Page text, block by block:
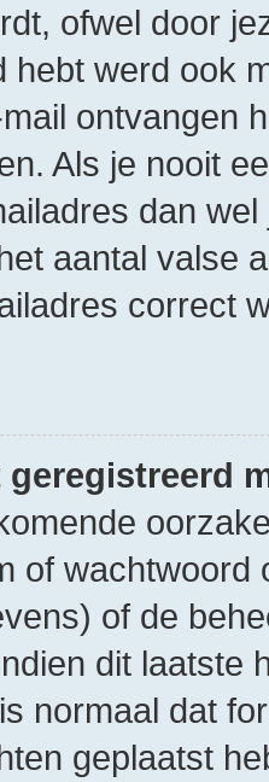
ofwel door
hebt werd ook
ontvangen
Als je nooit
dan
aantal valse
correct
geregistreerd
of wachtwoord
of de
dit laatste
normaal dat
geplaatst